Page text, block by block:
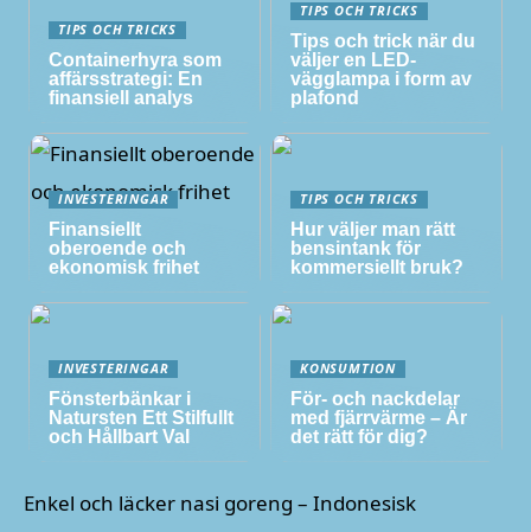
TIPS OCH TRICKS
Containerhyra som
affärsstrategi: En
finansiell analys
TIPS OCH TRICKS
Tips och trick när du
väljer en LED-
vägglampa i form av
plafond
INVESTERINGAR
Finansiellt
oberoende och
ekonomisk frihet
TIPS OCH TRICKS
Hur väljer man rätt
bensintank för
kommersiellt bruk?
INVESTERINGAR
Fönsterbänkar i
Natursten Ett Stilfullt
och Hållbart Val
KONSUMTION
För- och nackdelar
med fjärrvärme – Är
det rätt för dig?
Enkel och läcker nasi goreng – Indonesisk